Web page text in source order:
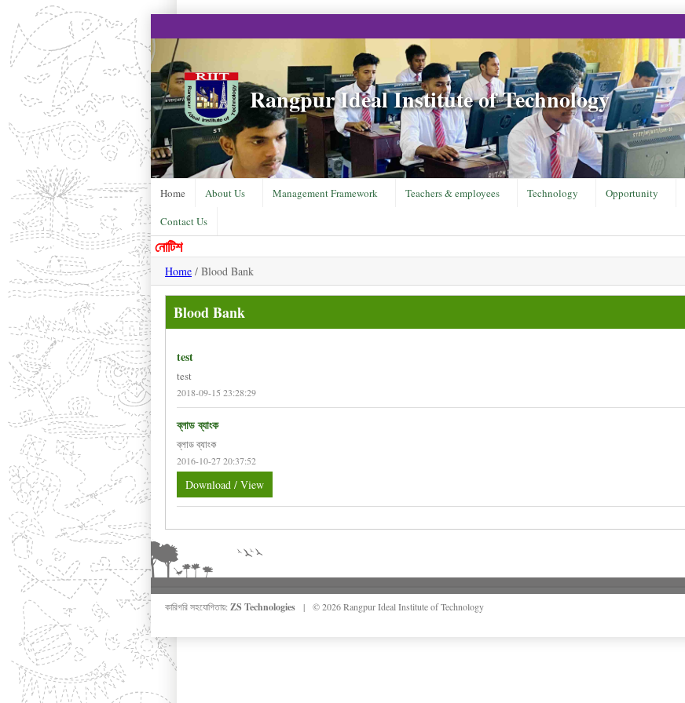
Rangpur Ideal Institute of Technology
Home About Us Management Framework Teachers & employees Technology Opportunity
Contact Us
নোটিশ
Home / Blood Bank
Blood Bank
test
test
2018-09-15 23:28:29
ব্লাড ব্যাংক
ব্লাড ব্যাংক
2016-10-27 20:37:52
Download / View
কারিগরি সহযোগিতায়: ZS Technologies | © 2026 Rangpur Ideal Institute of Technology